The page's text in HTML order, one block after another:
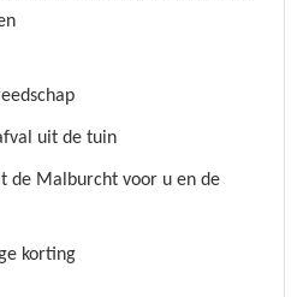
uit de tuin
de Malburcht voor u en de
korting